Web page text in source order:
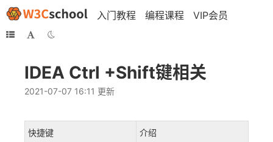
入门教程 编程课程 VIP会员
IDEA Ctrl +Shift键相关
2021-07-07 16:11 更新
快捷键 介绍